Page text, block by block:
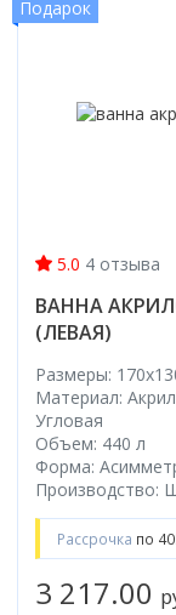
Подарок
5.0 4 отзыва
ВАННА
(ЛЕВАЯ)
Размеры:
Материал: Акрил
Угловая
Объем: 440 л
Форма:
Производство:
Рассрочка по
3 217.00